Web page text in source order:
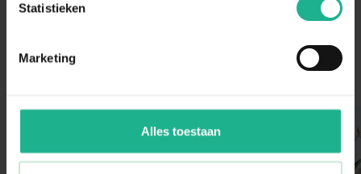
Statistieken
Marketing
Alles toestaan
Press to skip carousel